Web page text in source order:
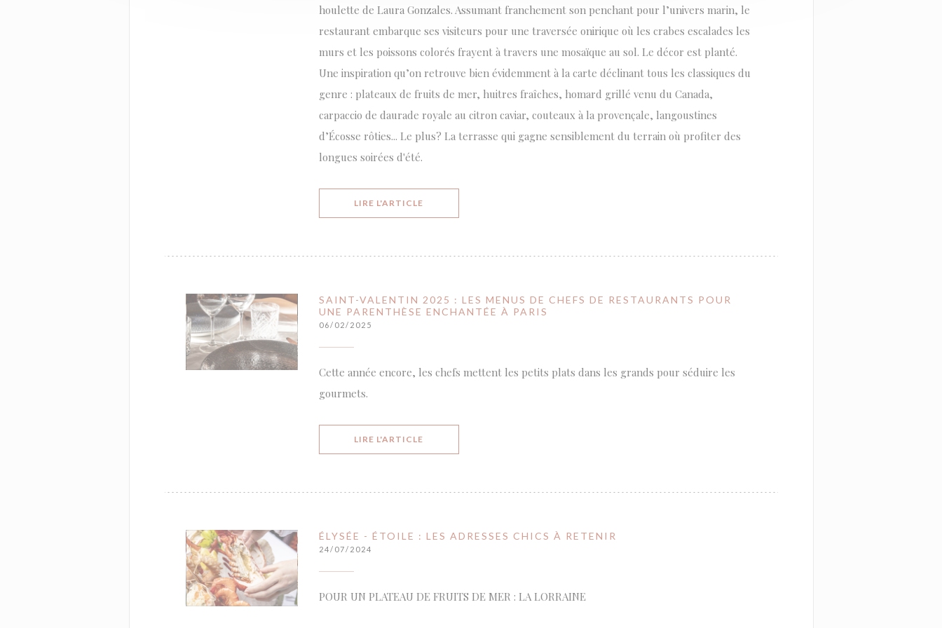
houlette de Laura Gonzales. Assumant franchement son penchant pour l’univers marin, le
restaurant embarque ses visiteurs pour une traversée onirique où les crabes escalades les
murs et les poissons colorés frayent à travers une mosaïque au sol. Le décor est planté.
Une inspiration qu’on retrouve bien évidemment à la carte déclinant tous les classiques du
genre : plateaux de fruits de mer, huitres fraîches, homard grillé venu du Canada,
carpaccio de daurade royale au citron caviar, couteaux à la provençale, langoustines
d’Écosse rôties... Le plus? La terrasse qui gagne sensiblement du terrain où profiter des
longues soirées d'été.
LIRE L'ARTICLE
SAINT-VALENTIN 2025 : LES MENUS DE CHEFS DE RESTAURANTS POUR
UNE PARENTHÈSE ENCHANTÉE À PARIS
06/02/2025
Cette année encore, les chefs mettent les petits plats dans les grands pour séduire les
gourmets.
LIRE L'ARTICLE
ÉLYSÉE - ÉTOILE : LES ADRESSES CHICS À RETENIR
24/07/2024
POUR UN PLATEAU DE FRUITS DE MER : LA LORRAINE